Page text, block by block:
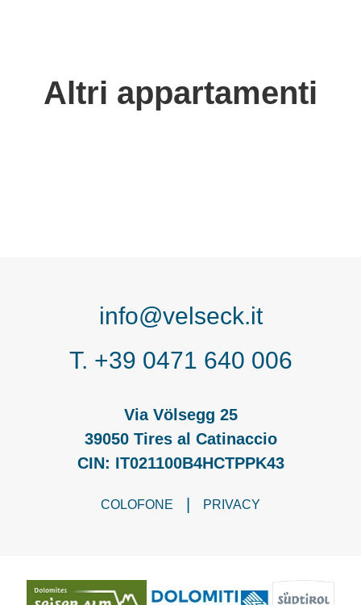
Altri appartamenti
info@velseck.it
T. +39 0471 640 006
Via Völsegg 25
39050 Tires al Catinaccio
CIN: IT021100B4HCTPPK43
COLOFONE PRIVACY